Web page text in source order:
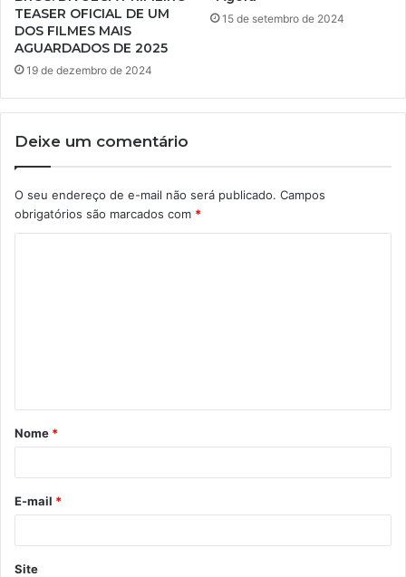
TEASER OFICIAL DE UM
DOS FILMES MAIS
AGUARDADOS DE 2025
19 de dezembro de 2024
15 de setembro de 2024
Deixe um comentário
O seu endereço de e-mail não será publicado. Campos
obrigatórios são marcados com *
á
r
*
Nome *
E-mail *
Site